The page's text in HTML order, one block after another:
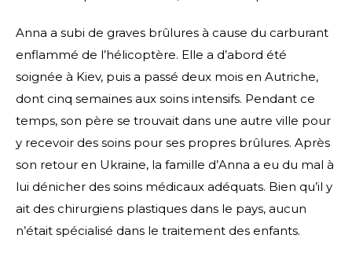
Anna a subi de graves brûlures à cause du carburant
enflammé de l’hélicoptère. Elle a d’abord été
soignée à Kiev, puis a passé deux mois en Autriche,
dont cinq semaines aux soins intensifs. Pendant ce
temps, son père se trouvait dans une autre ville pour
y recevoir des soins pour ses propres brûlures. Après
son retour en Ukraine, la famille d’Anna a eu du mal à
lui dénicher des soins médicaux adéquats. Bien qu’il y
ait des chirurgiens plastiques dans le pays, aucun
n’était spécialisé dans le traitement des enfants.